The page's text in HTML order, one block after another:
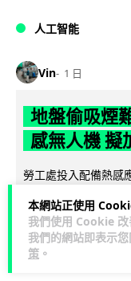
本網站正使用
我們使用 Cookie
我們的網站即表示
策 。
人工智能
Vin 1 日
地盤偷吸煙
感無人機 擬
勞工處投入配備熱感
地盤違例吸煙，並
分析功能，結合三大
248 60